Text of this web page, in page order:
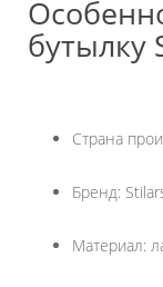
бутылку
Страна
Бренд:
Материал: